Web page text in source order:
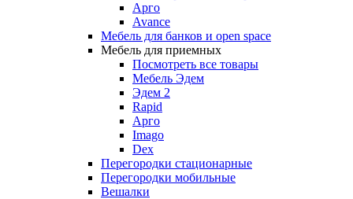
Арго
Avance
Мебель для банков и open space
Мебель для приемных
Посмотреть все товары
Мебель Эдем
Эдем 2
Rapid
Арго
Imago
Dex
Перегородки стационарные
Перегородки мобильные
Вешалки